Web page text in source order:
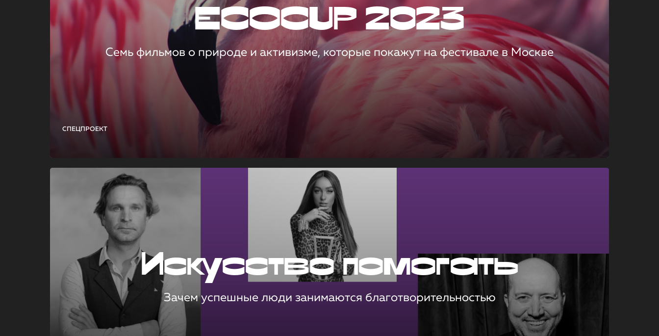
СПЕЦПРОЕКТ
ECOCUP 2023
Семь фильмов о природе и активизме, которые покажут на фестивале в Москве
Искусство помогать
Зачем успешные люди занимаются благотворительностью